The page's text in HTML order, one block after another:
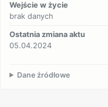
Wejście w życie
brak danych
Ostatnia zmiana aktu
05.04.2024
Dane źródłowe